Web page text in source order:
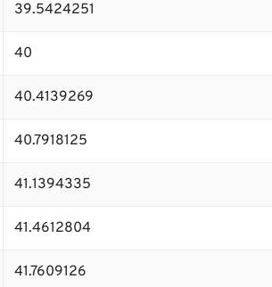
39.5424251
40
40.4139269
40.7918125
41.1394335
41.4612804
41.7609126